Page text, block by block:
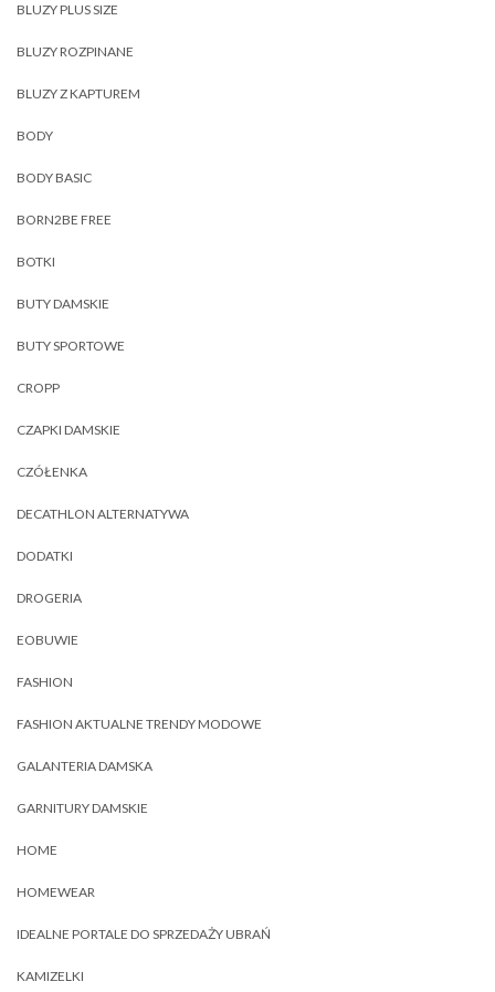
BLUZY PLUS SIZE
BLUZY ROZPINANE
BLUZY Z KAPTUREM
BODY
BODY BASIC
BORN2BE FREE
BOTKI
BUTY DAMSKIE
BUTY SPORTOWE
CROPP
CZAPKI DAMSKIE
CZÓŁENKA
DECATHLON ALTERNATYWA
DODATKI
DROGERIA
EOBUWIE
FASHION
FASHION AKTUALNE TRENDY MODOWE
GALANTERIA DAMSKA
GARNITURY DAMSKIE
HOME
HOMEWEAR
IDEALNE PORTALE DO SPRZEDAŻY UBRAŃ
KAMIZELKI